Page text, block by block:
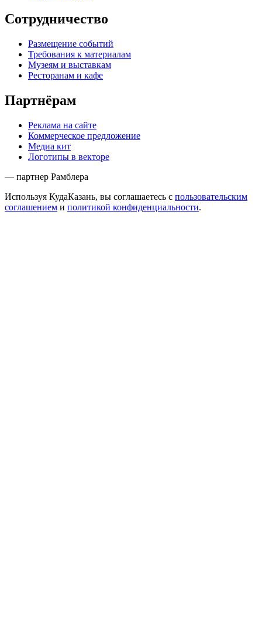
Сотрудничество
Размещение событий
Требования к материалам
Музеям и выставкам
Ресторанам и кафе
Партнёрам
Реклама на сайте
Коммерческое предложение
Медиа кит
Логотипы в векторе
— партнер Рамблера
Используя КудаКазань, вы соглашаетесь с пользовательским
соглашением и политикой конфиденциальности.